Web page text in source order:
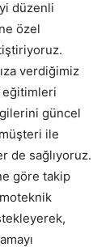
düzenli
özel
verdiğimiz
eğitimleri
güncel
ile
de sağlıyoruz.
göre takip